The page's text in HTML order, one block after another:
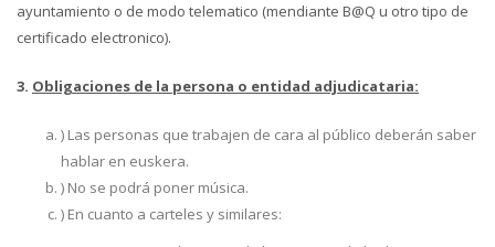
ayuntamiento o de modo telematico (mendiante B@Q u otro tipo de
certificado electronico).
3. Obligaciones de la persona o entidad adjudicataria:
) Las personas que trabajen de cara al público deberán saber
hablar en euskera.
) No se podrá poner música.
) En cuanto a carteles y similares: